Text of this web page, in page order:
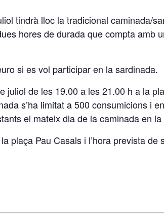
tindrà lloc la tradicional caminada/
hores de durada que compta amb
si es vol participar en la sardinada.
juliol de les 19.00 a les 21.00 h a la
s’ha limitat a 500 consumicions i
el mateix dia de la caminada en
plaça Pau Casals i l’hora prevista de